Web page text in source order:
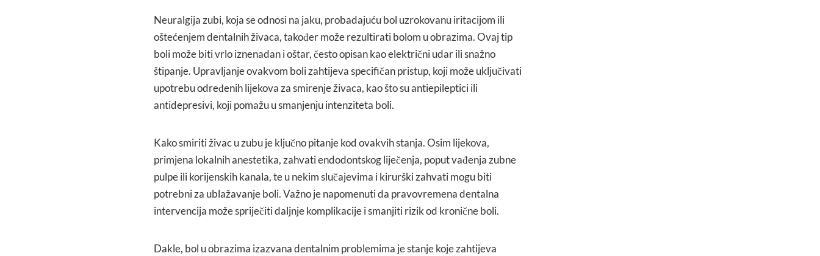
Neuralgija zubi, koja se odnosi na jaku, probadajuću bol uzrokovanu iritacijom ili
oštećenjem dentalnih živaca, također može rezultirati bolom u obrazima. Ovaj tip
boli može biti vrlo iznenadan i oštar, često opisan kao električni udar ili snažno
štipanje. Upravljanje ovakvom boli zahtijeva specifičan pristup, koji može uključivati
upotrebu određenih lijekova za smirenje živaca, kao što su antiepileptici ili
antidepresivi, koji pomažu u smanjenju intenziteta boli.
Kako smiriti živac u zubu je ključno pitanje kod ovakvih stanja. Osim lijekova,
primjena lokalnih anestetika, zahvati endodontskog liječenja, poput vađenja zubne
pulpe ili korijenskih kanala, te u nekim slučajevima i kirurški zahvati mogu biti
potrebni za ublažavanje boli. Važno je napomenuti da pravovremena dentalna
intervencija može spriječiti daljnje komplikacije i smanjiti rizik od kronične boli.
Dakle, bol u obrazima izazvana dentalnim problemima je stanje koje zahtijeva